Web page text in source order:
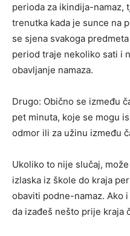
perioda za ikindija-namaz,
trenutka kada je sunce na
se sjena svakoga
period traje nekoliko sati i
obavljanje namaza.
Drugo: Obično se između
pet minuta, koje se mogu
odmor ili za užinu između
Ukoliko to nije slučaj,
izlaska iz škole do kraja
obaviti podne-namaz. Ako
da izađeš nešto prije kraja